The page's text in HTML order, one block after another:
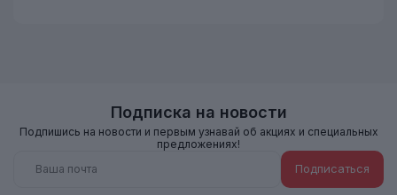
Подписка на новости
Подпишись на новости и первым узнавай об акциях и специальных
предложениях!
Подписаться